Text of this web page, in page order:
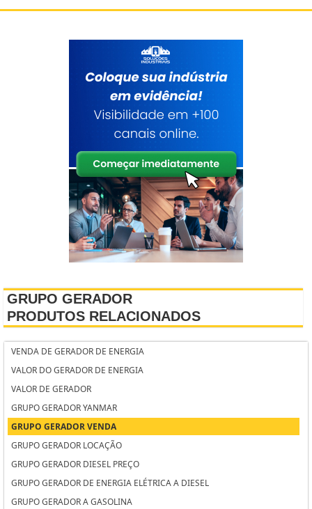
GRUPO GERADOR
PRODUTOS RELACIONADOS
VENDA DE GERADOR DE ENERGIA
VALOR DO GERADOR DE ENERGIA
VALOR DE GERADOR
GRUPO GERADOR YANMAR
GRUPO GERADOR VENDA
GRUPO GERADOR LOCAÇÃO
GRUPO GERADOR DIESEL PREÇO
GRUPO GERADOR DE ENERGIA ELÉTRICA A DIESEL
GRUPO GERADOR A GASOLINA